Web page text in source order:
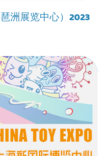
洲展览中心）2023